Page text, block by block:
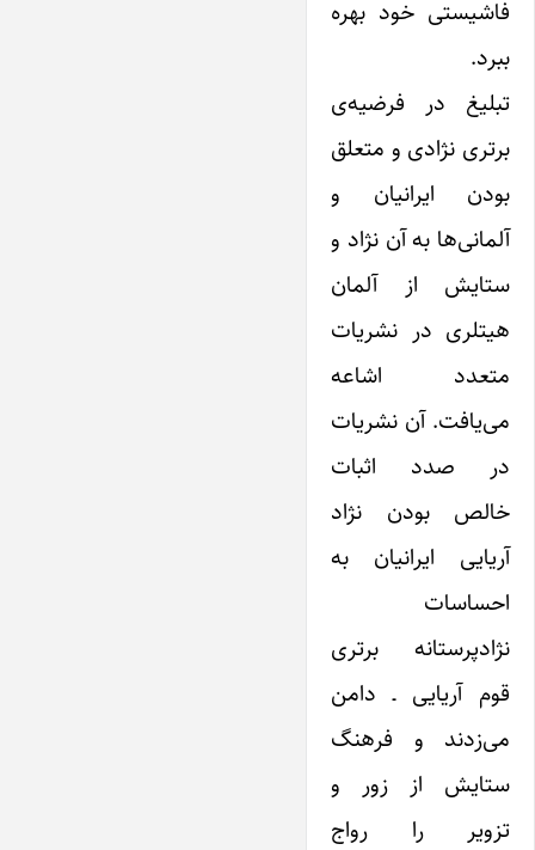
فاشیستی خود بهره
ببرد.
تبلیغ در فرضیه‌ی
برتری نژادی و متعلق
بودن ‌ایرانیان و
آلمانی‌ها به آن نژاد و
ستایش از آلمان
هیتلری در نشریات
متعدد ‌اشاعه
می‌یافت. آن نشریات
در صدد اثبات
خالص بودن نژاد
آریایی ‌ایرانیان به
احساسات
نژادپرستانه برتری
قوم آریایی ـ دامن
می‌زدند و فرهنگ
ستایش از زور و
تزویر را رواج